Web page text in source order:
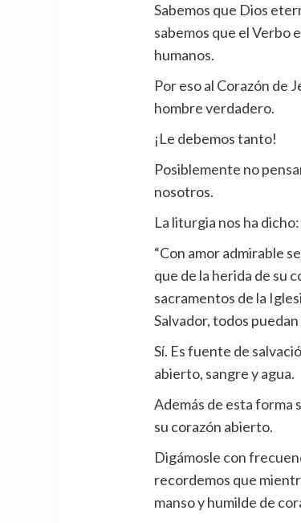
Sabemos que Dios
sabemos que el Verbo
humanos.
Por eso al Corazón de
hombre verdadero.
¡Le debemos tanto!
Posiblemente no
nosotros.
La liturgia nos ha dicho:
“Con amor admirable
que de la herida de su
sacramentos de la
Salvador, todos
Sí. Es fuente de
abierto, sangre y agua.
Además de esta forma
su corazón abierto.
Digámosle con
recordemos que
manso y humilde de